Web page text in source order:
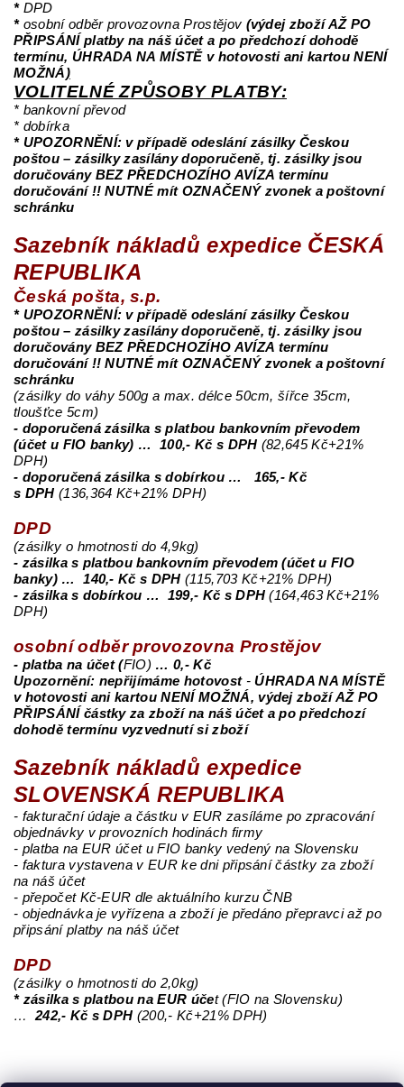
* DPD
* osobní odběr provozovna Prostějov (výdej zboží AŽ PO
PŘIPSÁNÍ platby na náš účet a po předchozí dohodě
termínu, ÚHRADA NA MÍSTĚ v hotovosti ani kartou NENÍ
MOŽNÁ)
VOLITELNÉ ZPŮSOBY PLATBY:
* bankovní převod
* dobírka
* UPOZORNĚNÍ: v případě odeslání zásilky Českou
poštou – zásilky zasílány doporučeně, tj. zásilky jsou
doručovány BEZ PŘEDCHOZÍHO AVÍZA termínu
doručování !! NUTNÉ mít OZNAČENÝ zvonek a poštovní
schránku
Sazebník nákladů expedice ČESKÁ
REPUBLIKA
Česká pošta, s.p.
* UPOZORNĚNÍ: v případě odeslání zásilky Českou
poštou – zásilky zasílány doporučeně, tj. zásilky jsou
doručovány BEZ PŘEDCHOZÍHO AVÍZA termínu
doručování !! NUTNÉ mít OZNAČENÝ zvonek a poštovní
schránku
(zásilky do váhy 500g a max. délce 50cm, šířce 35cm,
tloušťce 5cm)
- doporučená zásilka s platbou bankovním převodem
(účet u FIO banky) … 100,- Kč s DPH (82,645 Kč+21%
DPH)
- doporučená zásilka s dobírkou … 165,- Kč
s DPH (136,364 Kč+21% DPH)
DPD
(zásilky o hmotnosti do 4,9kg)
- zásilka s platbou bankovním převodem (účet u FIO
banky) … 140,- Kč s DPH(115,703 Kč+21% DPH)
- zásilka s dobírkou … 199,- Kč s DPH(164,463 Kč+21%
DPH)
osobní odběr provozovna Prostějov
- platba na účet (FIO) … 0,- Kč
Upozornění: nepřijímáme hotovost-ÚHRADA NA MÍSTĚ
v hotovosti ani kartou NENÍ MOŽNÁ, výdej zboží AŽ PO
PŘIPSÁNÍ částky za zboží na náš účet a po předchozí
dohodě termínu vyzvednutí si zboží
Sazebník nákladů expedice
SLOVENSKÁ REPUBLIKA
- fakturační údaje a částku v EUR zasíláme po zpracování
objednávky v provozních hodinách firmy
- platba na EUR účet u FIO banky vedený na Slovensku
- faktura vystavena v EUR ke dni připsání částky za zboží
na náš účet
- přepočet Kč-EUR dle aktuálního kurzu ČNB
- objednávka je vyřízena a zboží je předáno přepravci až po
připsání platby na náš účet
DPD
(zásilky o hmotnosti do 2,0kg)
* zásilka s platbou na EUR účet (FIO na Slovensku)
… 242,- Kč s DPH (200,- Kč+21% DPH)